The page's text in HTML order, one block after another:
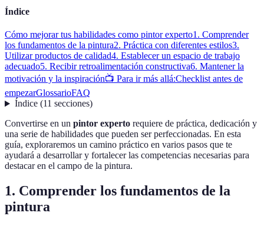
Índice
Cómo mejorar tus habilidades como pintor experto1. Comprender
los fundamentos de la pintura2. Práctica con diferentes estilos3.
Utilizar productos de calidad4. Establecer un espacio de trabajo
adecuado5. Recibir retroalimentación constructiva6. Mantener la
motivación y la inspiración📺 Para ir más allá:Checklist antes de
empezarGlossarioFAQ
Índice(11 secciones)
Convertirse en un pintor experto requiere de práctica, dedicación y
una serie de habilidades que pueden ser perfeccionadas. En esta
guía, exploraremos un camino práctico en varios pasos que te
ayudará a desarrollar y fortalecer las competencias necesarias para
destacar en el campo de la pintura.
1. Comprender los fundamentos de la
pintura